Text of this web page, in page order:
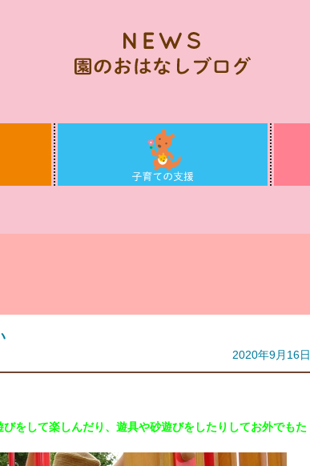
2020年9月16日
をして楽しんだり、遊具や砂遊びをしたりしてお外でもた